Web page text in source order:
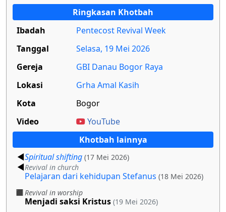
Ringkasan Khotbah
Ibadah
Pentecost Revival Week
Tanggal
Selasa, 19 Mei 2026
Gereja
GBI Danau Bogor Raya
Lokasi
Grha Amal Kasih
Kota
Bogor
Video
YouTube
Khotbah lainnya
Spiritual shifting (17 Mei 2026)
Revival in church
Pelajaran dari kehidupan Stefanus (18 Mei 2026)
Revival in worship
Menjadi saksi Kristus (19 Mei 2026)